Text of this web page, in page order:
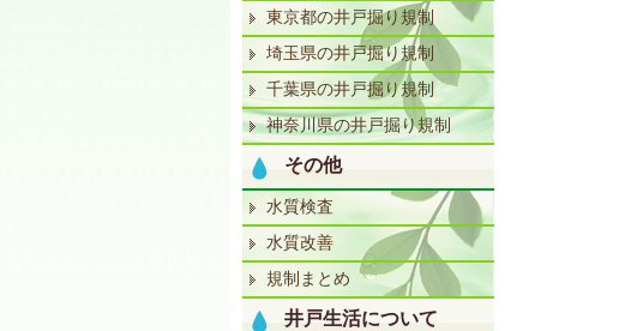
東京都の井戸掘り規制
埼玉県の井戸掘り規制
千葉県の井戸掘り規制
神奈川県の井戸掘り規制
その他
水質検査
水質改善
規制まとめ
井戸生活について